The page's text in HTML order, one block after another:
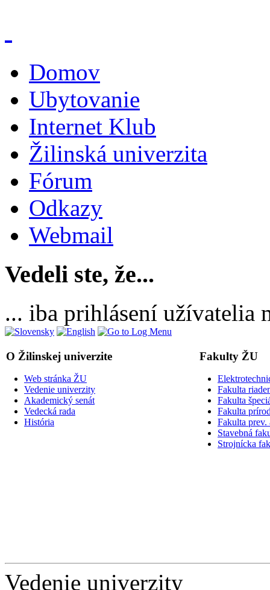
Domov
Ubytovanie
Internet Klub
Žilinská univerzita
Fórum
Odkazy
Webmail
Vedeli ste, že...
... iba prihlásení užívatelia
O Žilinskej univerzite Fakulty ŽU
Web stránka ŽU
Vedenie univerzity
Akademický senát
Vedecká rada
História
Fakulta
Fakulta
Fakulta
Fakulta prev.
Stavebná
Strojnícka
Vedenie univerzity